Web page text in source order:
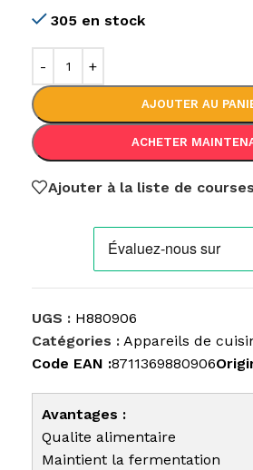
305 en stock
AJOUTER AU
ACHETER
Ajouter à la liste de courses
UGS : H880906
Catégories : Appareils de
Code EAN :8711369880906
Avantages :
Qualite alimentaire
Maintient la fermentation